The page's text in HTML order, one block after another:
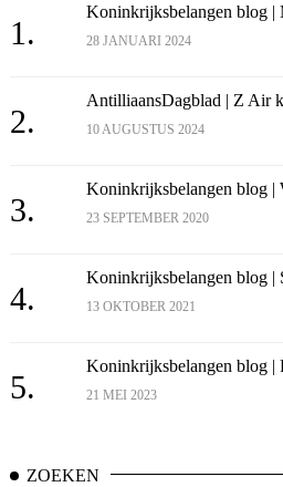
1.
Koninkrijksbelangen blog |
28 JANUARI 2024
2.
AntilliaansDagblad | Z Air
10 AUGUSTUS 2024
3.
Koninkrijksbelangen blog |
23 SEPTEMBER 2020
4.
Koninkrijksbelangen blog |
13 OKTOBER 2021
5.
Koninkrijksbelangen blog |
21 MEI 2023
ZOEKEN